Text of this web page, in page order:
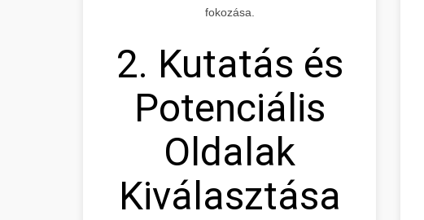
fokozása.
2. Kutatás és
Potenciális
Oldalak
Kiválasztása